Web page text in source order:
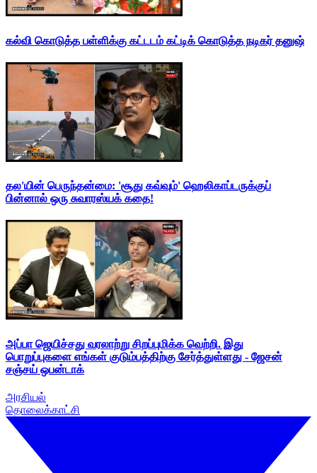
கல்வி கொடுத்த பள்ளிக்கு கட்டடம் கட்டிக் கொடுத்த நடிகர் தனுஷ்
தல'யின் பெருந்தன்மை: 'சூது கவ்வும்' ஹெலிகாப்டருக்குப்
பின்னால் ஒரு சுவாரஸ்யக் கதை!
அப்பா ஜெயிச்சது வரலாற்று சிறப்புமிக்க வெற்றி. இது
பொறுப்புகளை எங்கள் குடும்பத்திற்கு சேர்த்துள்ளது - ஜேசன்
சஞ்சய் ஒபன்டாக்
அரசியல்
தொலைக்காட்சி